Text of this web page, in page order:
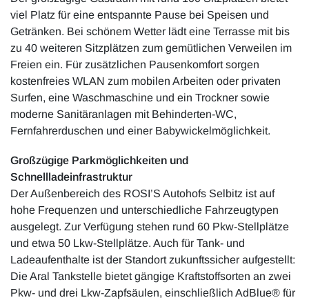
viel Platz für eine entspannte Pause bei Speisen und
Getränken. Bei schönem Wetter lädt eine Terrasse mit bis
zu 40 weiteren Sitzplätzen zum gemütlichen Verweilen im
Freien ein. Für zusätzlichen Pausenkomfort sorgen
kostenfreies WLAN zum mobilen Arbeiten oder privaten
Surfen, eine Waschmaschine und ein Trockner sowie
moderne Sanitäranlagen mit Behinderten-WC,
Fernfahrerduschen und einer Babywickelmöglichkeit.
Großzügige Parkmöglichkeiten und
Schnellladeinfrastruktur
Der Außenbereich des ROSI’S Autohofs Selbitz ist auf
hohe Frequenzen und unterschiedliche Fahrzeugtypen
ausgelegt. Zur Verfügung stehen rund 60 Pkw-Stellplätze
und etwa 50 Lkw-Stellplätze. Auch für Tank- und
Ladeaufenthalte ist der Standort zukunftssicher aufgestellt:
Die Aral Tankstelle bietet gängige Kraftstoffsorten an zwei
Pkw- und drei Lkw-Zapfsäulen, einschließlich AdBlue® für